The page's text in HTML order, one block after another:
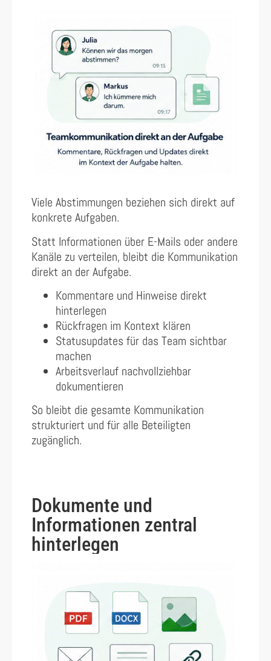
Viele Abstimmungen beziehen sich direkt auf
konkrete Aufgaben.
Statt Informationen über E-Mails oder andere
Kanäle zu verteilen, bleibt die Kommunikation
direkt an der Aufgabe.
Kommentare und Hinweise direkt
hinterlegen
Rückfragen im Kontext klären
Statusupdates für das Team sichtbar
machen
Arbeitsverlauf nachvollziehbar
dokumentieren
So bleibt die gesamte Kommunikation
strukturiert und für alle Beteiligten
zugänglich.
Dokumente und
Informationen zentral
hinterlegen